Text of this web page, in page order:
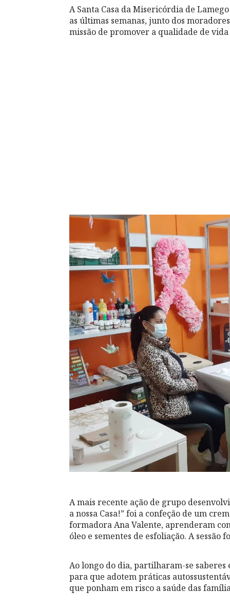
A Santa Casa da Misericórdia de
as últimas semanas, junto dos
missão de promover a qualidade de
A mais recente ação de grupo
a nossa Casa!” foi a confeção de um
formadora Ana Valente, aprenderam
óleo e sementes de esfoliação. A
Ao longo do dia, partilharam-se
para que adotem práticas
que ponham em risco a saúde das